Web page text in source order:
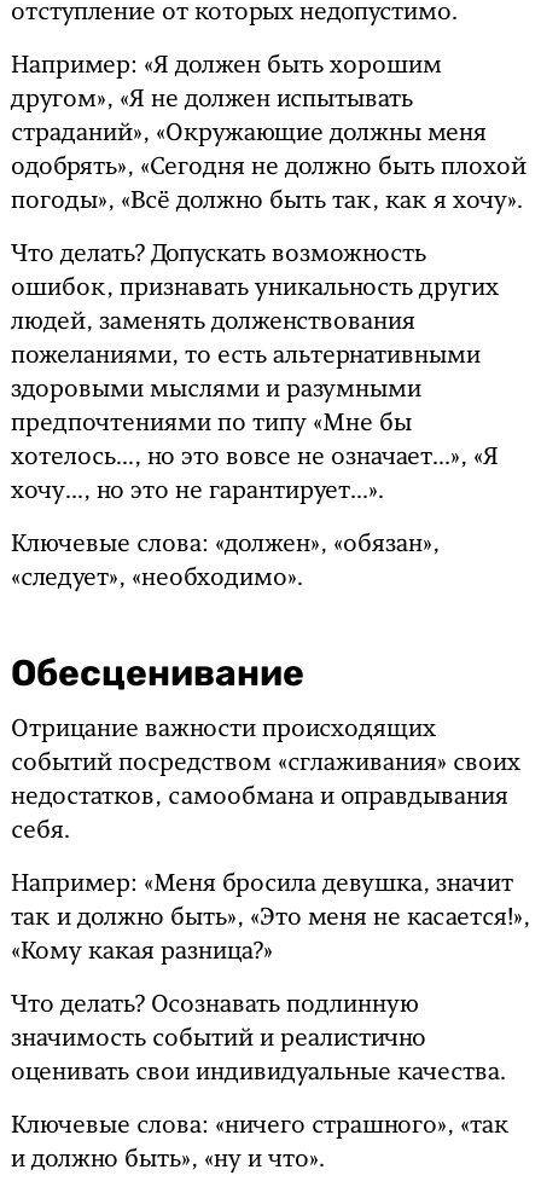
отступление от которых недопустимо.
Например: «Я должен быть хорошим
другом», «Я не должен испытывать
страданий», «Окружающие должны меня
одобрять», «Сегодня не должно быть плохой
погоды», «Всё должно быть так, как я хочу».
Что делать? Допускать возможность
ошибок, признавать уникальность других
людей, заменять долженствования
пожеланиями, то есть альтернативными
здоровыми мыслями и разумными
предпочтениями по типу «Мне бы
хотелось..., но это вовсе не означает...», «Я
хочу..., но это не гарантирует...».
Ключевые слова: «должен», «обязан»,
«следует», «необходимо».
Обесценивание
Отрицание важности происходящих
событий посредством «сглаживания» своих
недостатков, самообмана и оправдывания
себя.
Например: «Меня бросила девушка, значит
так и должно быть», «Это меня не касается!»,
«Кому какая разница?»
Что делать? Осознавать подлинную
значимость событий и реалистично
оценивать свои индивидуальные качества.
Ключевые слова: «ничего страшного», «так
и должно быть», «ну и что».